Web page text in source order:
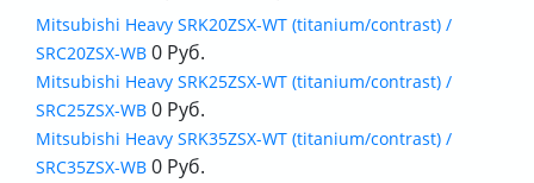
Mitsubishi Heavy SRK20ZSX-WT (titanium/contrast) /
SRC20ZSX-WB 0 Руб.
Mitsubishi Heavy SRK25ZSX-WT (titanium/contrast) /
SRC25ZSX-WB 0 Руб.
Mitsubishi Heavy SRK35ZSX-WT (titanium/contrast) /
SRC35ZSX-WB 0 Руб.